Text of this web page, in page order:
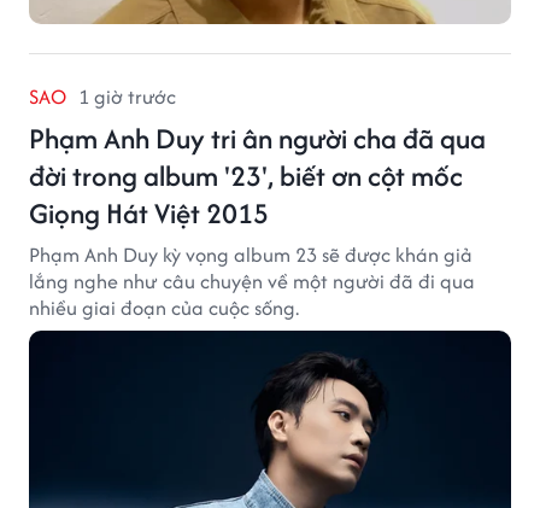
SAO 1 giờ trước
Phạm Anh Duy tri ân người cha đã qua
đời trong album '23', biết ơn cột mốc
Giọng Hát Việt 2015
Phạm Anh Duy kỳ vọng album 23 sẽ được khán giả
lắng nghe như câu chuyện về một người đã đi qua
nhiều giai đoạn của cuộc sống.